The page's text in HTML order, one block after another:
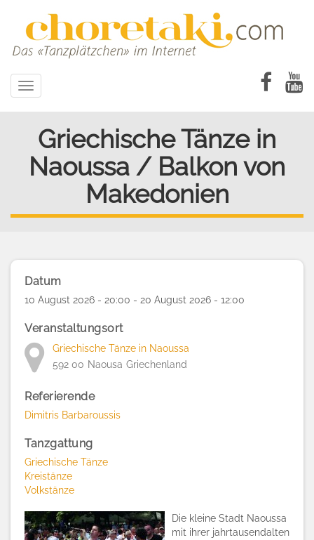
Toggle
navigation
Griechische Tänze in
Naoussa / Balkon von
Makedonien
Datum
10 August 2026 - 20:00 - 20 August 2026 - 12:00
Veranstaltungsort
Griechische Tänze in Naoussa
592 00 Naousa Griechenland
Referierende
Dimitris Barbaroussis
Tanzgattung
Griechische Tänze
Kreistänze
Volkstänze
Die kleine Stadt Naoussa
mit ihrer jahrtausendalten